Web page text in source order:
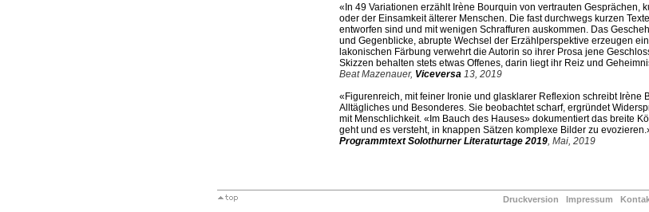
«In 49 Variationen erzählt Irène Bourquin von vertrauten Gesprächen,
oder der Einsamkeit älterer Menschen. Die fast durchwegs kurzen
entworfen sind und mit wenigen Schraffuren auskommen. Das
und Gegenblicke, abrupte Wechsel der Erzählperspektive erzeugen
lakonischen Färbung verwehrt die Autorin so ihrer Prosa jene
Skizzen behalten stets etwas Offenes, darin liegt ihr Reiz und
Beat Mazenauer, Viceversa 13, 2019
«Figurenreich, mit feiner Ironie und glasklarer Reflexion schreibt Irène
Alltägliches und Besonderes. Sie beobachtet scharf, ergründet
mit Menschlichkeit. «Im Bauch des Hauses» dokumentiert das breite
geht und es versteht, in knappen Sätzen komplexe Bilder zu
Programmtext Solothurner Literaturtage 2019 , Mai, 2019
Druckversion Impressum